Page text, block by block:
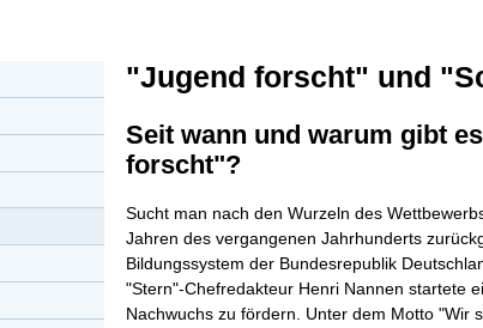
"Jugend forscht" und
Seit wann und warum gibt
forscht"?
Sucht man nach den Wurzeln des
Jahren des vergangenen Jahrhunderts
Bildungssystem der Bundesrepublik
"Stern"-Chefredakteur Henri Nannen startete
Nachwuchs zu fördern. Unter dem Motto "Wir